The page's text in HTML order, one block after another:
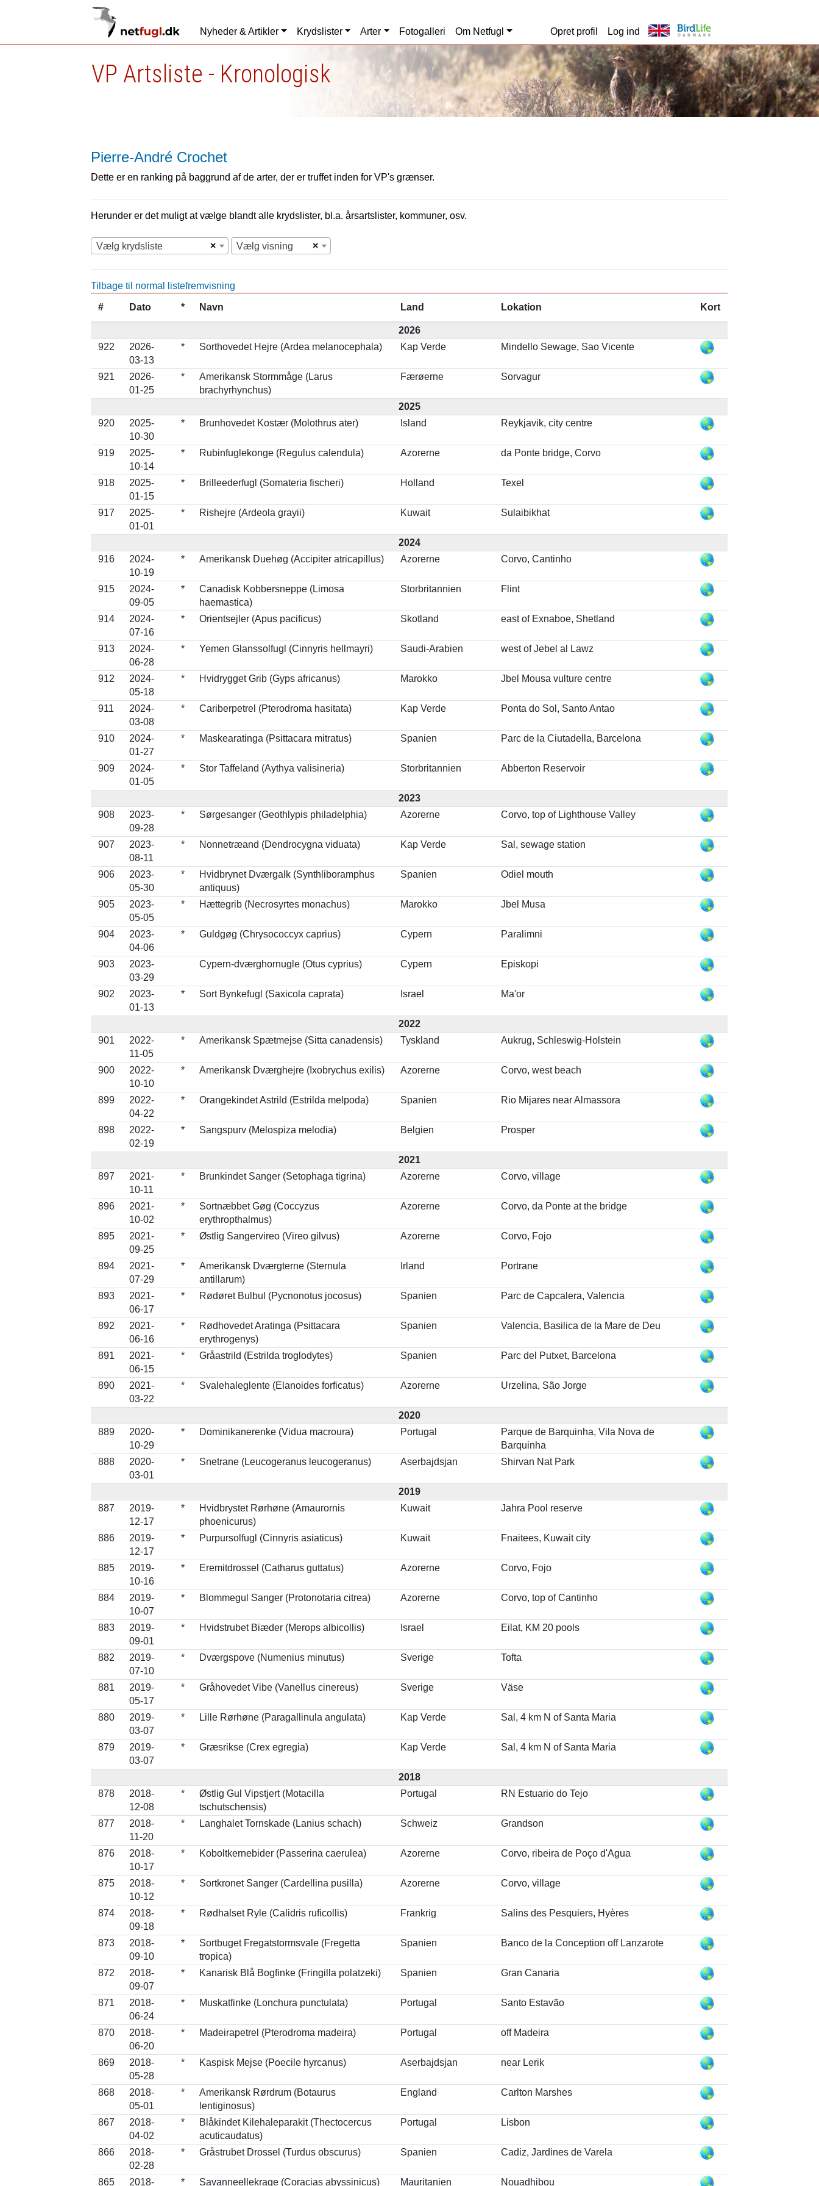
Nyheder & Artikler Krydslister Arter Fotogalleri Om Netfugl Opret profil Log ind
VP Artsliste - Kronologisk
Pierre-André Crochet
Dette er en ranking på baggrund af de arter, der er truffet inden for VP's grænser.
Herunder er det muligt at vælge blandt alle krydslister, bl.a. årsartslister, kommuner, osv.
×
Vælg krydsliste ×
Vælg visning
Tilbage til normal listefremvisning
# Dato * Navn Land Lokation Kort
2026
922
2026-
03-13
* Sorthovedet Hejre (Ardea melanocephala) Kap Verde Mindello Sewage, Sao Vicente
921
2026-
01-25
*
Amerikansk Stormmåge (Larus
brachyrhynchus)
Færøerne Sorvagur
2025
920
2025-
10-30
* Brunhovedet Kostær (Molothrus ater) Island Reykjavik, city centre
919
2025-
10-14
* Rubinfuglekonge (Regulus calendula) Azorerne da Ponte bridge, Corvo
918
2025-
01-15
* Brilleederfugl (Somateria fischeri) Holland Texel
917
2025-
01-01
* Rishejre (Ardeola grayii) Kuwait Sulaibikhat
2024
916
2024-
10-19
* Amerikansk Duehøg (Accipiter atricapillus) Azorerne Corvo, Cantinho
915
2024-
09-05
*
Canadisk Kobbersneppe (Limosa
haemastica)
Storbritannien Flint
914
2024-
07-16
* Orientsejler (Apus pacificus) Skotland east of Exnaboe, Shetland
913
2024-
06-28
* Yemen Glanssolfugl (Cinnyris hellmayri) Saudi-Arabien west of Jebel al Lawz
912
2024-
05-18
* Hvidrygget Grib (Gyps africanus) Marokko Jbel Mousa vulture centre
911
2024-
03-08
* Cariberpetrel (Pterodroma hasitata) Kap Verde Ponta do Sol, Santo Antao
910
2024-
01-27
* Maskearatinga (Psittacara mitratus) Spanien Parc de la Ciutadella, Barcelona
909
2024-
01-05
* Stor Taffeland (Aythya valisineria) Storbritannien Abberton Reservoir
2023
908
2023-
09-28
* Sørgesanger (Geothlypis philadelphia) Azorerne Corvo, top of Lighthouse Valley
907
2023-
08-11
* Nonnetræand (Dendrocygna viduata) Kap Verde Sal, sewage station
906
2023-
05-30
*
Hvidbrynet Dværgalk (Synthliboramphus
antiquus)
Spanien Odiel mouth
905
2023-
05-05
* Hættegrib (Necrosyrtes monachus) Marokko Jbel Musa
904
2023-
04-06
* Guldgøg (Chrysococcyx caprius) Cypern Paralimni
903
2023-
03-29
Cypern-dværghornugle (Otus cyprius) Cypern Episkopi
902
2023-
01-13
* Sort Bynkefugl (Saxicola caprata) Israel Ma'or
2022
901
2022-
11-05
* Amerikansk Spætmejse (Sitta canadensis) Tyskland Aukrug, Schleswig-Holstein
900
2022-
10-10
* Amerikansk Dværghejre (Ixobrychus exilis) Azorerne Corvo, west beach
899
2022-
04-22
* Orangekindet Astrild (Estrilda melpoda) Spanien Rio Mijares near Almassora
898
2022-
02-19
* Sangspurv (Melospiza melodia) Belgien Prosper
2021
897
2021-
10-11
* Brunkindet Sanger (Setophaga tigrina) Azorerne Corvo, village
896
2021-
10-02
*
Sortnæbbet Gøg (Coccyzus
erythropthalmus)
Azorerne Corvo, da Ponte at the bridge
895
2021-
09-25
* Østlig Sangervireo (Vireo gilvus) Azorerne Corvo, Fojo
894
2021-
07-29
*
Amerikansk Dværgterne (Sternula
antillarum)
Irland Portrane
893
2021-
06-17
* Rødøret Bulbul (Pycnonotus jocosus) Spanien Parc de Capcalera, Valencia
892
2021-
06-16
*
Rødhovedet Aratinga (Psittacara
erythrogenys)
Spanien Valencia, Basilica de la Mare de Deu
891
2021-
06-15
* Gråastrild (Estrilda troglodytes) Spanien Parc del Putxet, Barcelona
890
2021-
03-22
* Svalehaleglente (Elanoides forficatus) Azorerne Urzelina, São Jorge
2020
889
2020-
10-29
* Dominikanerenke (Vidua macroura) Portugal
Parque de Barquinha, Vila Nova de
Barquinha
888
2020-
03-01
* Snetrane (Leucogeranus leucogeranus) Aserbajdsjan Shirvan Nat Park
2019
887
2019-
12-17
*
Hvidbrystet Rørhøne (Amaurornis
phoenicurus)
Kuwait Jahra Pool reserve
886
2019-
12-17
* Purpursolfugl (Cinnyris asiaticus) Kuwait Fnaitees, Kuwait city
885
2019-
10-16
* Eremitdrossel (Catharus guttatus) Azorerne Corvo, Fojo
884
2019-
10-07
* Blommegul Sanger (Protonotaria citrea) Azorerne Corvo, top of Cantinho
883
2019-
09-01
* Hvidstrubet Biæder (Merops albicollis) Israel Eilat, KM 20 pools
882
2019-
07-10
* Dværgspove (Numenius minutus) Sverige Tofta
881
2019-
05-17
* Gråhovedet Vibe (Vanellus cinereus) Sverige Väse
880
2019-
03-07
* Lille Rørhøne (Paragallinula angulata) Kap Verde Sal, 4 km N of Santa Maria
879
2019-
03-07
* Græsrikse (Crex egregia) Kap Verde Sal, 4 km N of Santa Maria
2018
878
2018-
12-08
*
Østlig Gul Vipstjert (Motacilla
tschutschensis)
Portugal RN Estuario do Tejo
877
2018-
11-20
* Langhalet Tornskade (Lanius schach) Schweiz Grandson
876
2018-
10-17
* Koboltkernebider (Passerina caerulea) Azorerne Corvo, ribeira de Poço d'Agua
875
2018-
10-12
* Sortkronet Sanger (Cardellina pusilla) Azorerne Corvo, village
874
2018-
09-18
* Rødhalset Ryle (Calidris ruficollis) Frankrig Salins des Pesquiers, Hyères
873
2018-
09-10
*
Sortbuget Fregatstormsvale (Fregetta
tropica)
Spanien Banco de la Conception off Lanzarote
872
2018-
09-07
* Kanarisk Blå Bogfinke (Fringilla polatzeki) Spanien Gran Canaria
871
2018-
06-24
* Muskatfinke (Lonchura punctulata) Portugal Santo Estavão
870
2018-
06-20
* Madeirapetrel (Pterodroma madeira) Portugal off Madeira
869
2018-
05-28
* Kaspisk Mejse (Poecile hyrcanus) Aserbajdsjan near Lerik
868
2018-
05-01
*
Amerikansk Rørdrum (Botaurus
lentiginosus)
England Carlton Marshes
867
2018-
04-02
*
Blåkindet Kilehaleparakit (Thectocercus
acuticaudatus)
Portugal Lisbon
866
2018-
02-28
* Gråstrubet Drossel (Turdus obscurus) Spanien Cadiz, Jardines de Varela
865 2018- * Savanneellekrage (Coracias abyssinicus) Mauritanien Nouadhibou